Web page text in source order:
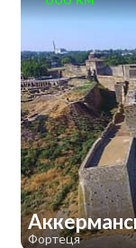
Фортеця